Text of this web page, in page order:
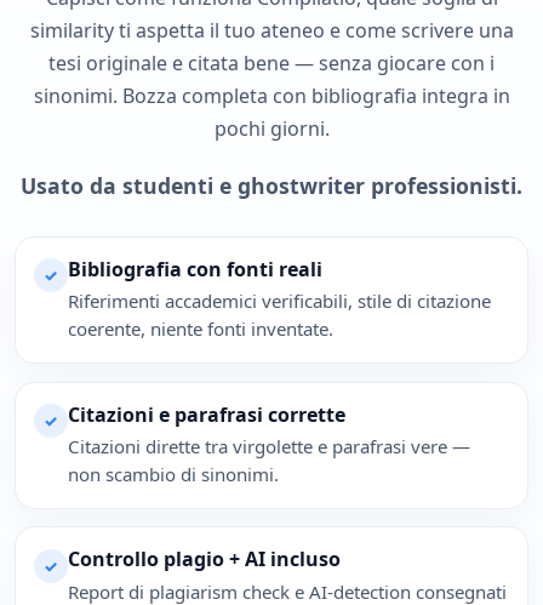
similarity ti aspetta il tuo ateneo e come scrivere una
tesi originale e citata bene — senza giocare con i
sinonimi. Bozza completa con bibliografia integra in
pochi giorni.
Usato da studenti e ghostwriter professionisti.
✓ Bibliografia con fonti reali
Riferimenti accademici verificabili, stile di citazione
coerente, niente fonti inventate.
✓ Citazioni e parafrasi corrette
Citazioni dirette tra virgolette e parafrasi vere —
non scambio di sinonimi.
✓ Controllo plagio + AI incluso
Report di plagiarism check e AI-detection consegnati